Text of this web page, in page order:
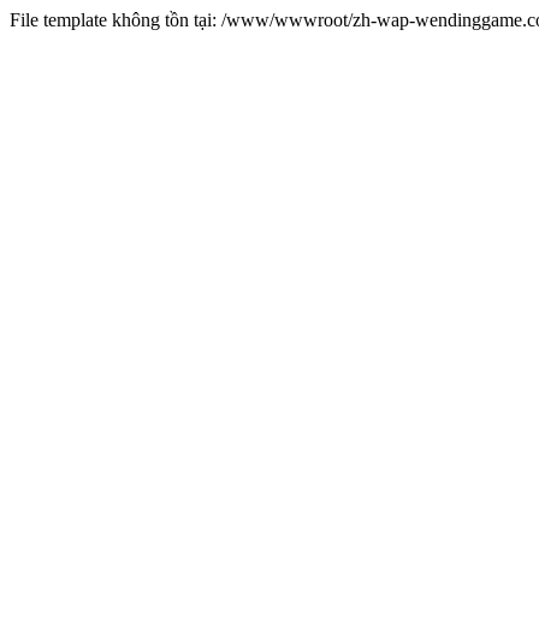
File template không tồn tại: /www/wwwroot/zh-wap-